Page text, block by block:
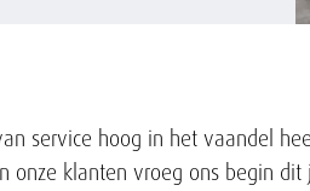
service hoog in het vaandel
onze klanten vroeg ons begin